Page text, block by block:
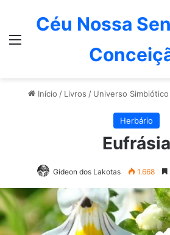
Céu Nossa
Início / Livros / Universo Simbiótico
Herbário
Eufrásia
Gideon dos Lakotas 1.668